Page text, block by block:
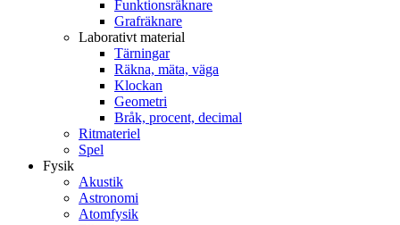
Funktionsräknare
Grafräknare
Laborativt material
Tärningar
Räkna, mäta, väga
Klockan
Geometri
Bråk, procent, decimal
Ritmateriel
Spel
Fysik
Akustik
Astronomi
Atomfysik